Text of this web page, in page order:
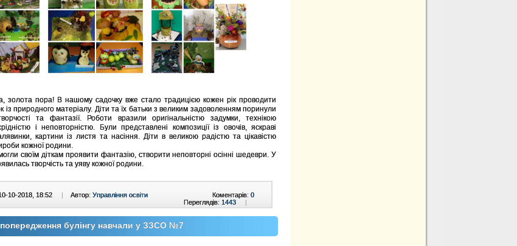
золота пора! В нашому садочку вже стало традицією кожен рік проводити
із природного матеріалу. Діти та їх батьки з великим задоволенням поринули
та фантазії. Роботи вразили оригінальністю задумки, технікою
і неповторністю. Були представлені композиції із овочів, яскраві
картини із листя та насіння. Діти в великою радістю та цікавістю
кожної родини.
своїм діткам проявити фантазію, створити неповторні осінні шедеври. У
творчість та уяву кожної родини.
10-2018, 18:52 | Автор: Управління освіти Коментарів: 0
Переглядів: 1443 |
булінгу навчали у ЗЗСО №7